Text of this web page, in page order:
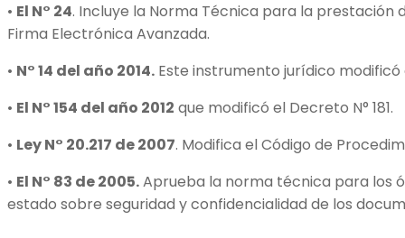
• El N° 24. Incluye la Norma Técnica para la prestación
Firma Electrónica Avanzada.
• N° 14 del año 2014. Este instrumento jurídico modificó
• El N° 154 del año 2012 que modificó el Decreto N° 181.
• Ley N° 20.217 de 2007. Modifica el Código de
• El N° 83 de 2005.Aprueba la norma técnica para los
estado sobre seguridad y confidencialidad de los